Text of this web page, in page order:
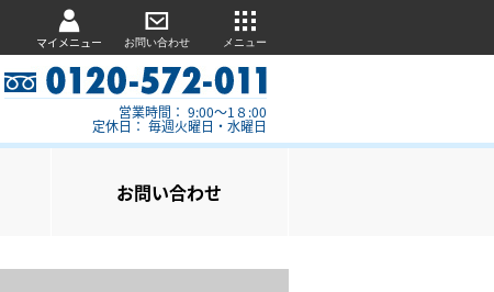
マイメニュー お問い合わせ メニュー
営業時間： 9:00～1８:00
定休日： 毎週火曜日・水曜日
お問い合わせ